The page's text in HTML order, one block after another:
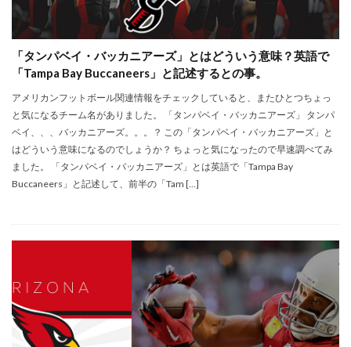
「タンパベイ・バッカニアーズ」とはどういう意味？英語で
「Tampa Bay Buccaneers」と記述するとの事。
アメリカンフットボール関連情報をチェックしていると、またひとつちょっ
と気になるチーム名がありました。 「タンパベイ・バッカニアーズ」 タンパ
ベイ、、、バッカニアーズ。。。？ この「タンパベイ・バッカニアーズ」と
はどういう意味になるのでしょうか？ ちょっと気になったので早速調べてみ
ました。 「タンパベイ・バッカニアーズ」とは英語で「Tampa Bay
Buccaneers」と記述して、前半の「Tam […]